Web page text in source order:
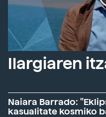
Ilargiaren
Naiara Barrado:
kasualitate kosmiko